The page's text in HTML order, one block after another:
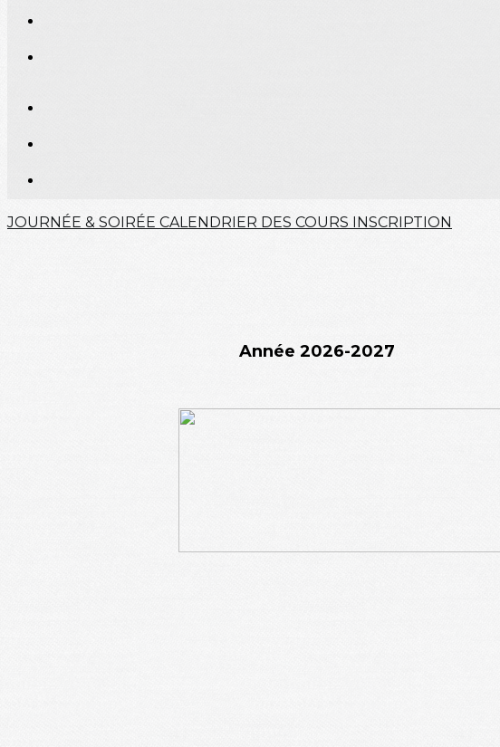
JOURNÉE & SOIRÉE CALENDRIER DES COURS INSCRIPTION
Année 2026-2027